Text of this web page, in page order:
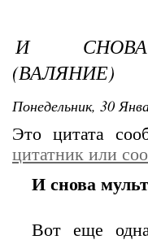
И СНОВА
(ВАЛЯНИЕ)
Понедельник, 30
Это цитата
цитатник или
И снова
Вот еще